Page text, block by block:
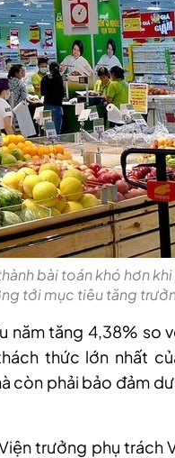
bài toán khó hơn
tới mục tiêu tăng
năm tăng 4,38% so
thức lớn nhất
còn phải bảo đảm
trưởng phụ trách